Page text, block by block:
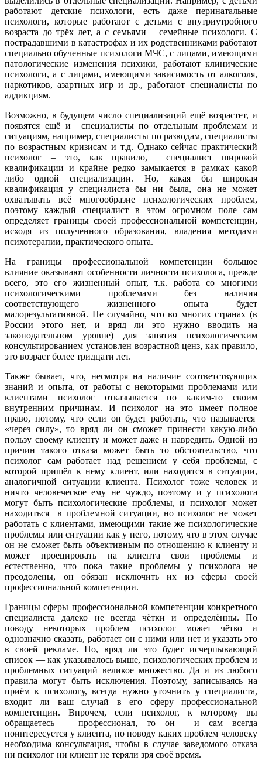
работают детские психологи, есть даже перинатальные
психологи, которые работают с детьми с внутриутробного
возраста до трёх лет, а с семьями – семейные психологи. С
пострадавшими в катастрофах и их родственниками работают
специально обученные психологи МЧС, с лицами, имеющими
патологические изменения психики, работают клинические
психологи, а с лицами, имеющими зависимость от алкоголя,
наркотиков, азартных игр и др., работают специалисты по
аддикциям.
Возможно, в будущем число специализаций ещё возрастет, и
появятся ещё и специалисты по отдельным проблемам и
ситуациям, например, специалисты по разводам, специалисты
по возрастным кризисам и т.д. Однако сейчас практический
психолог – это, как правило, специалист широкой
квалификации и крайне редко замыкается в рамках какой
либо одной специализации. Но, какая бы широкая
квалификация у специалиста бы ни была, она не может
охватывать всё многообразие психологических проблем,
поэтому каждый специалист в этом огромном поле сам
определяет границы своей профессиональной компетенции,
исходя из полученного образования, владения методами
психотерапии, практического опыта.
На границы профессиональной компетенции большое
влияние оказывают особенности личности психолога, прежде
всего, это его жизненный опыт, т.к. работа со многими
психологическими проблемами без наличия
соответствующего жизненного опыта будет
малорезультативной. Не случайно, что во многих странах (в
России этого нет, и вряд ли это нужно вводить на
законодательном уровне) для занятия психологическим
консультированием установлен возрастной ценз, как правило,
это возраст более тридцати лет.
Также бывает, что, несмотря на наличие соответствующих
знаний и опыта, от работы с некоторыми проблемами или
клиентами психолог отказывается по каким-то своим
внутренним причинам. И психолог на это имеет полное
право, потому, что если он будет работать, что называется
«через силу», то вряд ли он сможет принести какую-либо
пользу своему клиенту и может даже и навредить. Одной из
причин такого отказа может быть то обстоятельство, что
психолог сам работает над решением у себя проблемы, с
которой пришёл к нему клиент, или находится в ситуации,
аналогичной ситуации клиента. Психолог тоже человек и
ничто человеческое ему не чуждо, поэтому и у психолога
могут быть психологические проблемы, и психолог может
находиться в проблемной ситуации, но психолог не может
работать с клиентами, имеющими такие же психологические
проблемы или ситуации как у него, потому, что в этом случае
он не сможет быть объективным по отношению к клиенту и
может проецировать на клиента свои проблемы и
естественно, что пока такие проблемы у психолога не
преодолены, он обязан исключить их из сферы своей
профессиональной компетенции.
Границы сферы профессиональной компетенции конкретного
специалиста далеко не всегда чётки и определённы. По
поводу некоторых проблем психолог может чётко и
однозначно сказать, работает он с ними или нет и указать это
в своей рекламе. Но, вряд ли это будет исчерпывающий
список — как указывалось выше, психологических проблем и
проблемных ситуаций великое множество. Да и из любого
правила могут быть исключения. Поэтому, записываясь на
приём к психологу, всегда нужно уточнить у специалиста,
входит ли ваш случай в его сферу профессиональной
компетенции. Впрочем, если психолог, к которому вы
обращаетесь – профессионал, то он и сам всегда
поинтересуется у клиента, по поводу каких проблем человеку
необходима консультация, чтобы в случае заведомого отказа
ни психолог ни клиент не теряли зря своё время.